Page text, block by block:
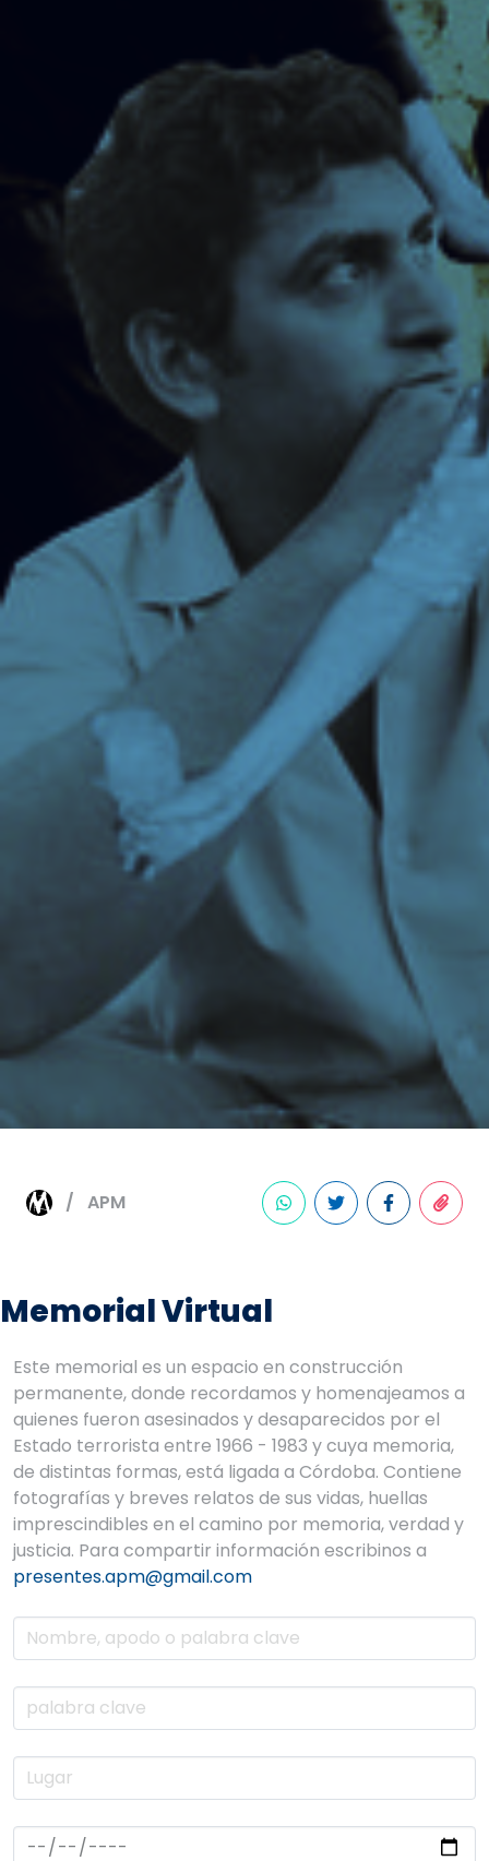
APM
Memorial Virtual
Este memorial es un espacio en construcción
permanente, donde recordamos y homenajeamos a
quienes fueron asesinados y desaparecidos por el
Estado terrorista entre 1966 - 1983 y cuya memoria,
de distintas formas, está ligada a Córdoba. Contiene
fotografías y breves relatos de sus vidas, huellas
imprescindibles en el camino por memoria, verdad y
justicia. Para compartir información escribinos a
presentes.apm@gmail.com